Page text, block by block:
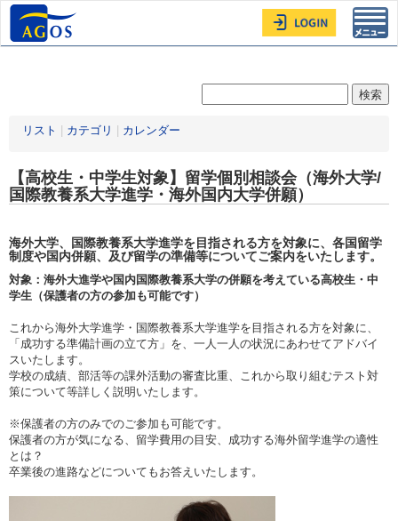
リスト カテゴリ カレンダー
【高校生・中学生対象】留学個別相談会（海外大学/
国際教養系大学進学・海外国内大学併願）
海外大学、国際教養系大学進学を目指される方を対象に、各国留学
制度や国内併願、及び留学の準備等についてご案内をいたします。
対象：海外大進学や国内国際教養系大学の併願を考えている高校生・中
学生（保護者の方の参加も可能です）
これから海外大学進学・国際教養系大学進学を目指される方を対象に、
「成功する準備計画の立て方」を、一人一人の状況にあわせてアドバイ
スいたします。
学校の成績、部活等の課外活動の審査比重、これから取り組むテスト対
策について等詳しく説明いたします。
※保護者の方のみでのご参加も可能です。
保護者の方が気になる、留学費用の目安、成功する海外留学進学の適性
とは？
卒業後の進路などについてもお答えいたします。